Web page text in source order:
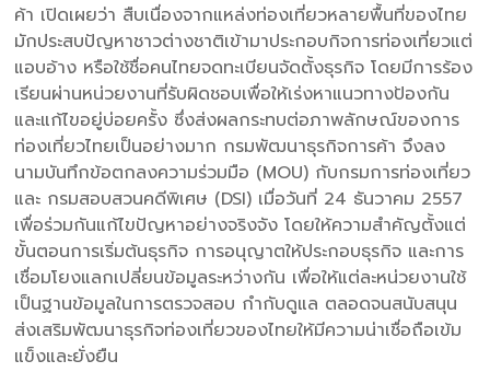
ค้า เปิดเผยว่า สืบเนื่องจากแหล่งท่องเที่ยวหลายพื้นที่ของไทย
มักประสบปัญหาชาวต่างชาติเข้ามาประกอบกิจการท่องเที่ยวแต่
แอบอ้าง หรือใช้ชื่อคนไทยจดทะเบียนจัดตั้งธุรกิจ โดยมีการร้อง
เรียนผ่านหน่วยงานที่รับผิดชอบเพื่อให้เร่งหาแนวทางป้องกัน
และแก้ไขอยู่บ่อยครั้ง ซึ่งส่งผลกระทบต่อภาพลักษณ์ของการ
ท่องเที่ยวไทยเป็นอย่างมาก กรมพัฒนาธุรกิจการค้า จึงลง
นามบันทึกข้อตกลงความร่วมมือ (MOU) กับกรมการท่องเที่ยว
และ กรมสอบสวนคดีพิเศษ (DSI) เมื่อวันที่ 24 ธันวาคม 2557
เพื่อร่วมกันแก้ไขปัญหาอย่างจริงจัง โดยให้ความสำคัญตั้งแต่
ขั้นตอนการเริ่มต้นธุรกิจ การอนุญาตให้ประกอบธุรกิจ และการ
เชื่อมโยงแลกเปลี่ยนข้อมูลระหว่างกัน เพื่อให้แต่ละหน่วยงานใช้
เป็นฐานข้อมูลในการตรวจสอบ กำกับดูแล ตลอดจนสนับสนุน
ส่งเสริมพัฒนาธุรกิจท่องเที่ยวของไทยให้มีความน่าเชื่อถือเข้ม
แข็งและยั่งยืน